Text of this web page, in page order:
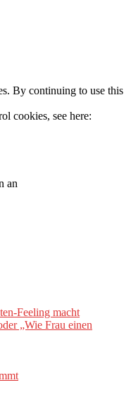
By continuing to use this
cookies, see here:
an
Feeling macht
„Wie Frau einen